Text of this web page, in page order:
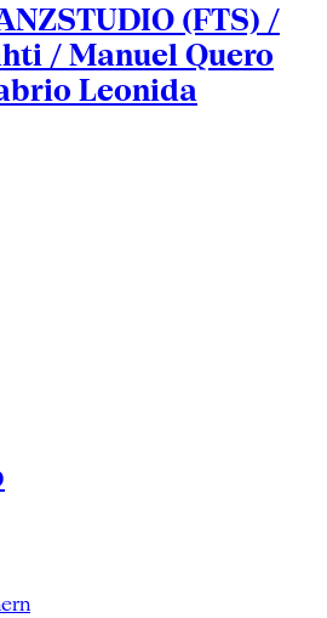
(FTS) /
/ Manuel Quero
Leonida